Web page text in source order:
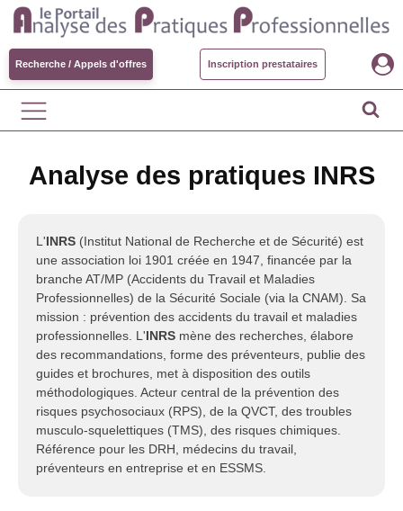
Recherche / Appels d'offres Inscription prestataires
Analyse des pratiques INRS
L'INRS (Institut National de Recherche et de Sécurité) est
une association loi 1901 créée en 1947, financée par la
branche AT/MP (Accidents du Travail et Maladies
Professionnelles) de la Sécurité Sociale (via la CNAM). Sa
mission : prévention des accidents du travail et maladies
professionnelles. L'INRS mène des recherches, élabore
des recommandations, forme des préventeurs, publie des
guides et brochures, met à disposition des outils
méthodologiques. Acteur central de la prévention des
risques psychosociaux (RPS), de la QVCT, des troubles
musculo-squelettiques (TMS), des risques chimiques.
Référence pour les DRH, médecins du travail,
préventeurs en entreprise et en ESSMS.